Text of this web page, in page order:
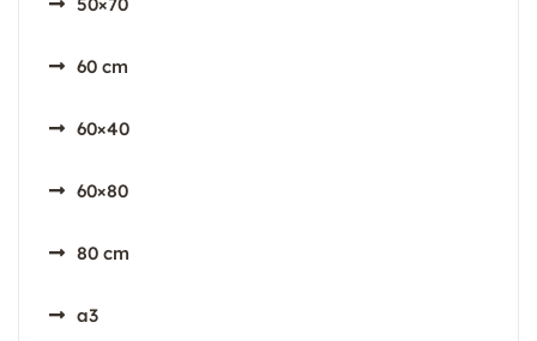
60 cm
60×40
60×80
80 cm
a3